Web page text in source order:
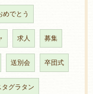
めでとう
求人 募集
送別会 卒団式
グラタン